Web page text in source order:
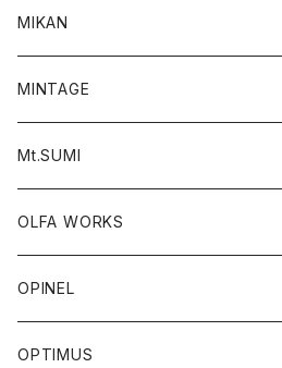
MIKAN
MINTAGE
Mt.SUMI
OLFA WORKS
OPINEL
OPTIMUS